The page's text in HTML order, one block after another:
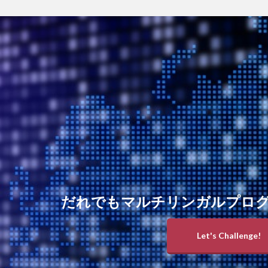
だれでもマルチリンガルプロ
Let's Challenge!